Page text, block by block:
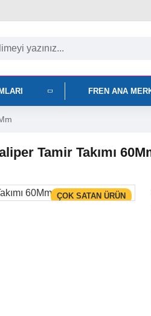
FREN ANA
Tamir Takımı
ÇOK SATAN ÜRÜN